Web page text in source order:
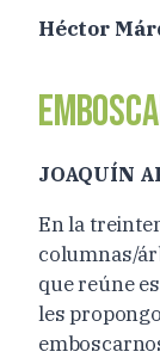
Héctor
JOAQUÍN
En la
columnas/
que reúne
les propongo